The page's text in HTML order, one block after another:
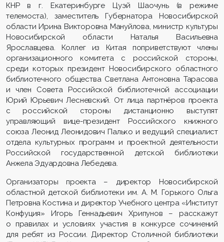
КНР в г. Екатеринбурге Цуэй Шаочунь (в режиме
телемоста), заместитель Губернатора Новосибирской
области Ирина Викторовна Мануйлова, министр культуры
Новосибирской области Наталья Васильевна
Ярославцева. Коллег из Китая поприветствуют члены
организационного комитета с российской стороны,
среди которых президент Новосибирского областного
библиотечного общества Светлана Антоновна Тарасова
и член Совета Российской библиотечной ассоциации
Юрий Юрьевич Лесневский. От лица партнёров проекта
с российской стороны дистанционно выступят
управляющий вице-президент Российского книжного
союза Леонид Леонидович Палько и ведущий специалист
отдела культурных программ и проектной деятельности
Российской государственной детской библиотеки
Анжела Эдуардовна Лебедева.
Организаторы проекта – директор Новосибирской
областной детской библиотеки им. А. М. Горького Ольга
Петровна Костина и директор Учебного центра «Институт
Конфуция» Игорь Геннадьевич Хрипунов – расскажут
о правилах и условиях участия в конкурсе сочинений
для ребят из России. Директор Столичной библиотеки